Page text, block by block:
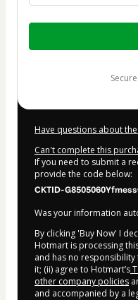
Total
Have questions about
Can't complete this
If you need to submit a
provide the code below:
CKTID-
Was your information
By clicking 'Buy Now' I
Hotmart is processing
and has no
it; (ii) agree to Hotmart’s
other company policies
and accompanied by a